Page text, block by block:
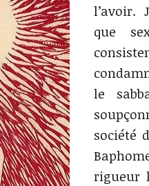
l’avoir.
que
le
société
rigueur